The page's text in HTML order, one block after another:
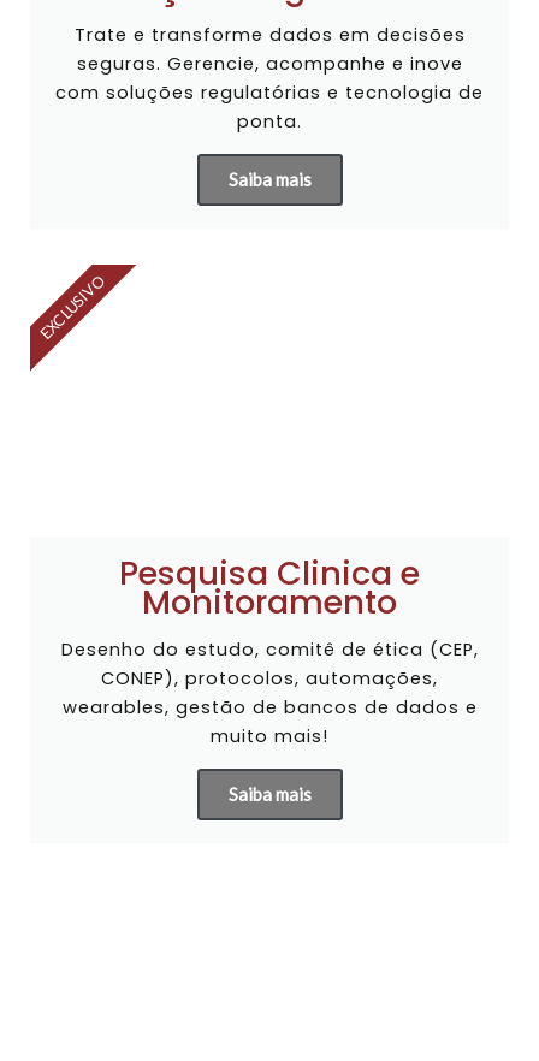
Trate e transforme dados em decisões
seguras. Gerencie, acompanhe e inove
com soluções regulatórias e tecnologia de
ponta.
Saiba mais
Pesquisa Clinica e
Monitoramento
Desenho do estudo, comitê de ética (CEP,
CONEP), protocolos, automações,
wearables, gestão de bancos de dados e
muito mais!
Saiba mais
EXCLUSIVO